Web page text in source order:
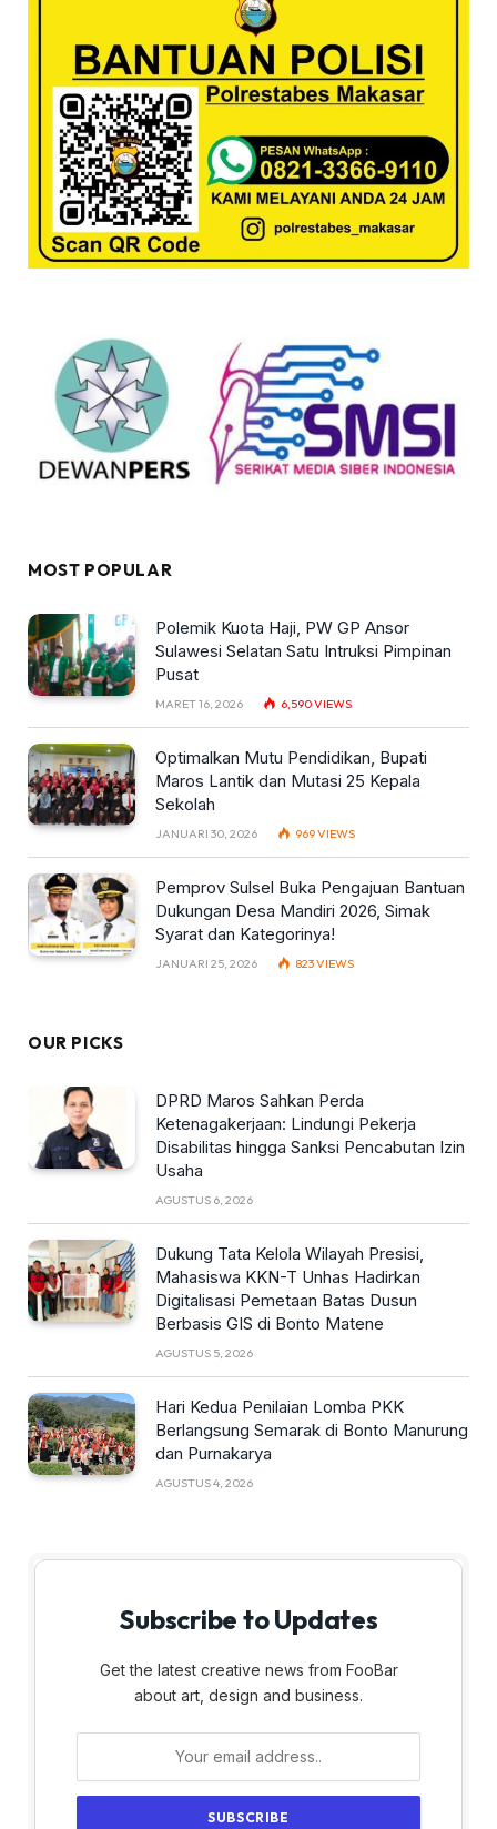
MOST POPULAR
Polemik Kuota Haji, PW GP Ansor
Sulawesi Selatan Satu Intruksi Pimpinan
Pusat
MARET 16, 2026 6,590VIEWS
Optimalkan Mutu Pendidikan, Bupati
Maros Lantik dan Mutasi 25 Kepala
Sekolah
JANUARI 30, 2026 969VIEWS
Pemprov Sulsel Buka Pengajuan Bantuan
Dukungan Desa Mandiri 2026, Simak
Syarat dan Kategorinya!
JANUARI 25, 2026 823VIEWS
OUR PICKS
DPRD Maros Sahkan Perda
Ketenagakerjaan: Lindungi Pekerja
Disabilitas hingga Sanksi Pencabutan Izin
Usaha
AGUSTUS 6, 2026
Dukung Tata Kelola Wilayah Presisi,
Mahasiswa KKN-T Unhas Hadirkan
Digitalisasi Pemetaan Batas Dusun
Berbasis GIS di Bonto Matene
AGUSTUS 5, 2026
Hari Kedua Penilaian Lomba PKK
Berlangsung Semarak di Bonto Manurung
dan Purnakarya
AGUSTUS 4, 2026
Subscribe to Updates
Get the latest creative news from FooBar
about art, design and business.